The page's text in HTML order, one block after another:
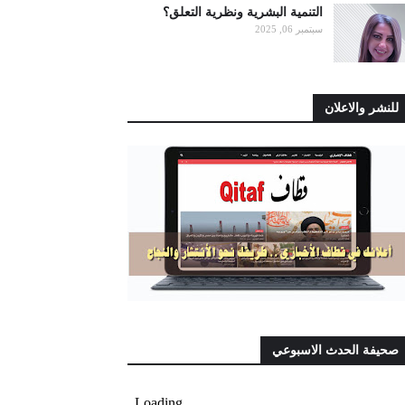
التنمية البشرية ونظرية التعلق؟
سبتمبر 06, 2025
للنشر والاعلان
صحيفة الحدث الاسبوعي